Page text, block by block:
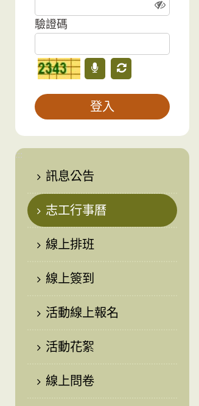
驗證碼
驗證碼 語音驗證碼
更新驗證碼
:::
訊息公告
志工行事曆
線上排班
線上簽到
活動線上報名
活動花絮
線上問卷